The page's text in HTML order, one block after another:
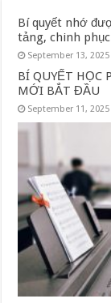
Bí quyết nhớ
tảng, chinh
September 13, 2025
BÍ QUYẾT HỌC
MỚI BẮT ĐẦU
September 11, 2025